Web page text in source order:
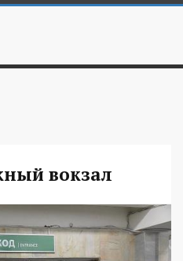
вокзал